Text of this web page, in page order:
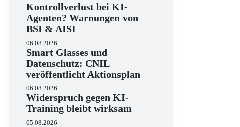
Kontrollverlust bei KI-
Agenten? Warnungen von
BSI & AISI
06.08.2026
Smart Glasses und
Datenschutz: CNIL
veröffentlicht Aktionsplan
06.08.2026
Widerspruch gegen KI-
Training bleibt wirksam
05.08.2026